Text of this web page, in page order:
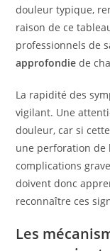
douleur typique,
raison de ce
professionnels de
approfondie de
La rapidité des
vigilant. Une
douleur, car si
une perforation de
complications
doivent donc
reconnaître ces
Les